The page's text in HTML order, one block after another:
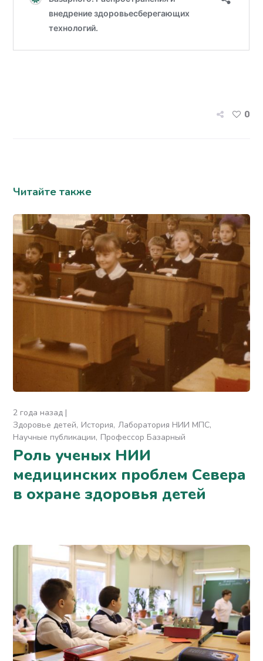
0
Читайте также
2 года назад
Здоровье детей История Лаборатория НИИ МПС
Научные публикации Профессор Базарный
Роль ученых НИИ
медицинских проблем Севера
в охране здоровья детей